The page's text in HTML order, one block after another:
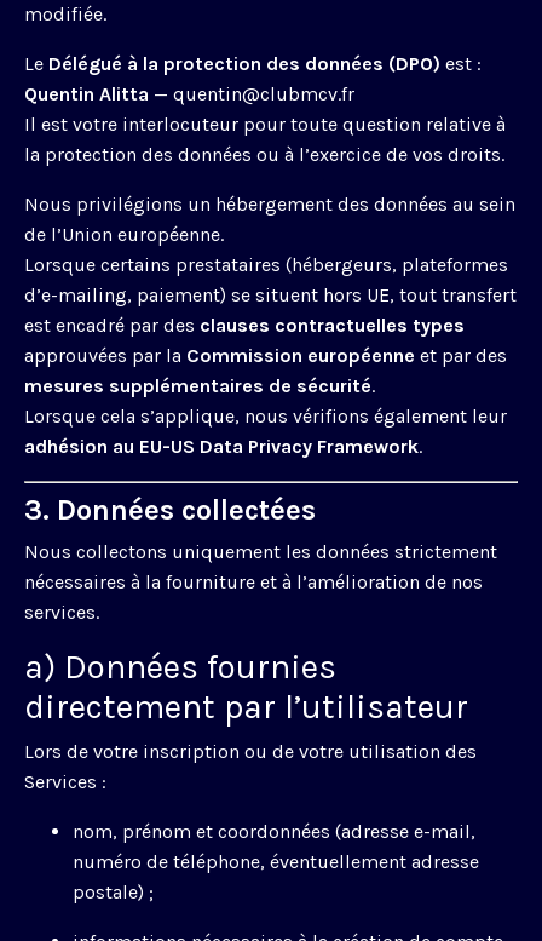
modifiée.
Le Délégué à la protection des données (DPO) est :
Quentin Alitta — quentin@clubmcv.fr
Il est votre interlocuteur pour toute question relative à
la protection des données ou à l’exercice de vos droits.
Nous privilégions un hébergement des données au sein
de l’Union européenne.
Lorsque certains prestataires (hébergeurs, plateformes
d’e-mailing, paiement) se situent hors UE, tout transfert
est encadré par des clauses contractuelles types
approuvées par la Commission européenne et par des
mesures supplémentaires de sécurité.
Lorsque cela s’applique, nous vérifions également leur
adhésion au EU-US Data Privacy Framework.
3. Données collectées
Nous collectons uniquement les données strictement
nécessaires à la fourniture et à l’amélioration de nos
services.
a) Données fournies
directement par l’utilisateur
Lors de votre inscription ou de votre utilisation des
Services :
nom, prénom et coordonnées (adresse e-mail,
numéro de téléphone, éventuellement adresse
postale) ;